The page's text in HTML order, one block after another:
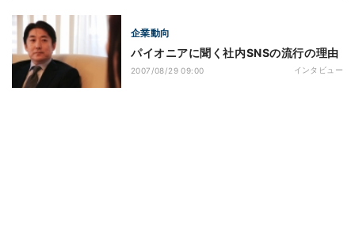
企業動向
パイオニアに聞く社内SNSの流行の理由
2007/08/29 09:00 インタビュー